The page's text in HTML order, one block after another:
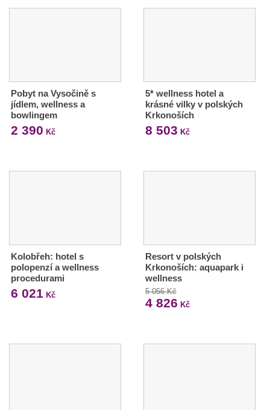
Pobyt na Vysočině s
jídlem, wellness a
bowlingem
2 390 Kč
5* wellness hotel a
krásné vilky v polských
Krkonoších
8 503 Kč
Kolobřeh: hotel s
polopenzí a wellness
procedurami
6 021 Kč
Resort v polských
Krkonoších: aquapark i
wellness
5 056 Kč
4 826 Kč